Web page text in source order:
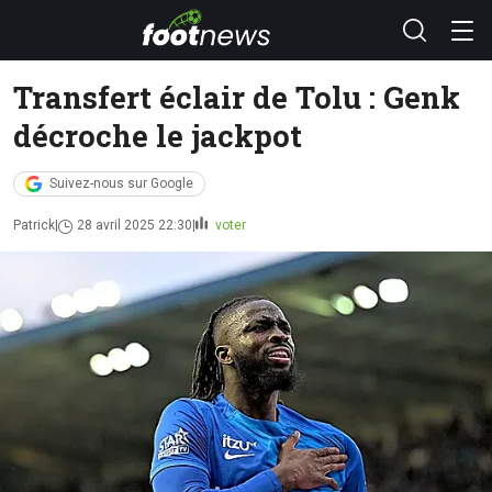
Transfert éclair de Tolu : Genk
décroche le jackpot
Suivez-nous sur Google
Patrick 28 avril 2025 22:30 voter